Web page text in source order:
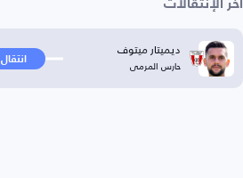
آخر الإنتقالات
ديميتار ميتوف
حارس المرمى انتقال